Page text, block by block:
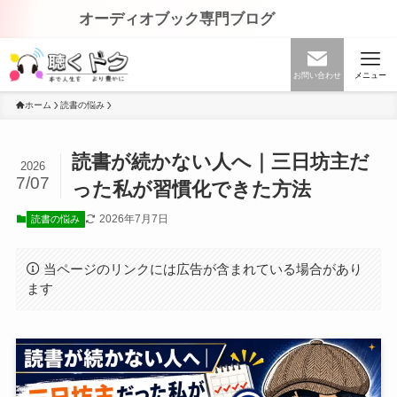
オーディオブック専門ブログ
お問い合わせ メニュー
ホーム 読書の悩み
読書が続かない人へ｜三日坊主だ
った私が習慣化できた方法
2026
7/07
読書の悩み 2026年7月7日
当ページのリンクには広告が含まれている場合があり
ます